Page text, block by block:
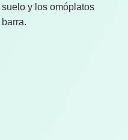
y los omóplatos